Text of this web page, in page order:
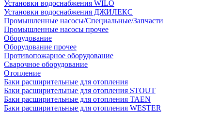
Установки водоснабжения WILO
Установки водоснабжения ДЖИЛЕКС
Промышленные насосы/Специальные/Запчасти
Промышленные насосы прочее
Оборудование
Оборудование прочее
Противопожарное оборудование
Сварочное оборудование
Отопление
Баки расширительные для отопления
Баки расширительные для отопления STOUT
Баки расширительные для отопления TAEN
Баки расширительные для отопления WESTER